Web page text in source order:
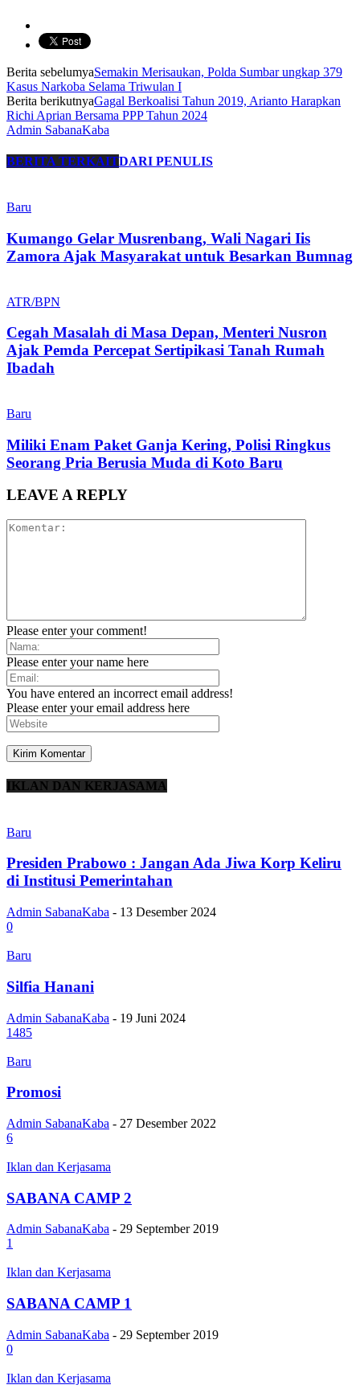
Berita sebelumyaSemakin Merisaukan, Polda Sumbar ungkap 379
Kasus Narkoba Selama Triwulan I
Berita berikutnyaGagal Berkoalisi Tahun 2019, Arianto Harapkan
Richi Aprian Bersama PPP Tahun 2024
Admin SabanaKaba
BERITA TERKAITDARI PENULIS
Baru
Kumango Gelar Musrenbang, Wali Nagari Iis
Zamora Ajak Masyarakat untuk Besarkan Bumnag
ATR/BPN
Cegah Masalah di Masa Depan, Menteri Nusron
Ajak Pemda Percepat Sertipikasi Tanah Rumah
Ibadah
Baru
Miliki Enam Paket Ganja Kering, Polisi Ringkus
Seorang Pria Berusia Muda di Koto Baru
LEAVE A REPLY
Please enter your comment!
Please enter your name here
You have entered an incorrect email address!
Please enter your email address here
IKLAN DAN KERJASAMA
Baru
Presiden Prabowo : Jangan Ada Jiwa Korp Keliru
di Institusi Pemerintahan
Admin SabanaKaba - 13 Desember 2024
0
Baru
Silfia Hanani
Admin SabanaKaba - 19 Juni 2024
1485
Baru
Promosi
Admin SabanaKaba - 27 Desember 2022
6
Iklan dan Kerjasama
SABANA CAMP 2
Admin SabanaKaba - 29 September 2019
1
Iklan dan Kerjasama
SABANA CAMP 1
Admin SabanaKaba - 29 September 2019
0
Iklan dan Kerjasama